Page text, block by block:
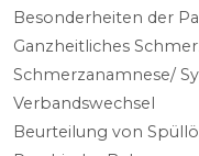
Besonderheiten der
Ganzheitliches
Schmerzanamnese/
Verbandswechsel
Beurteilung von